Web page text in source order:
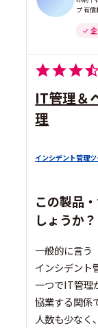
プ 有償
IT管理＆
理
インシデント管理ツ
この製品
しょうか？
一般的に言う
インシデント
一つでIT管理
協業する関係
人数も少なく